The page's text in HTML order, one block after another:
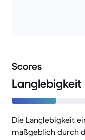
Scores
Langlebigkeit
Die Langlebigkeit
maßgeblich durch